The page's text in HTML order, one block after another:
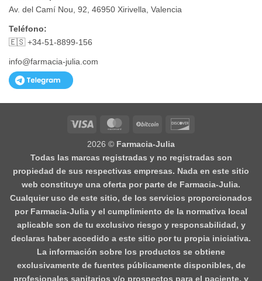
Av. del Camí Nou, 92, 46950 Xirivella, Valencia
Teléfono:
🇪🇸 +34-51-8899-156
info@farmacia-julia.com
Visa MasterCardBitCoin
2026 © Farmacia-Julia
Todas las marcas registradas y no registradas son
propiedad de sus respectivas empresas. Nada en este sitio
web constituye una oferta por parte de Farmacia-Julia.
Cualquier uso de este sitio, de los servicios proporcionados
por Farmacia-Julia y el cumplimiento de la normativa local
aplicable son de tu exclusivo riesgo y responsabilidad, y
declaras haber accedido a este sitio por tu propia iniciativa.
La información sobre los productos se obtiene
exclusivamente de fuentes públicamente disponibles, de
profesionales sanitarios y/o prospectos para el paciente, y